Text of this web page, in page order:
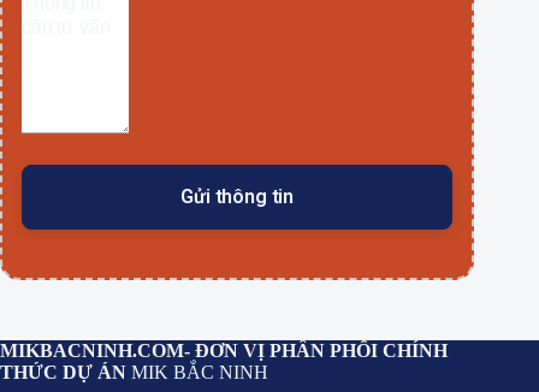
MIKBACNINH.COM- ĐƠN VỊ PHÂN PHỐI CHÍNH
THỨC DỰ ÁN MIK BẮC NINH